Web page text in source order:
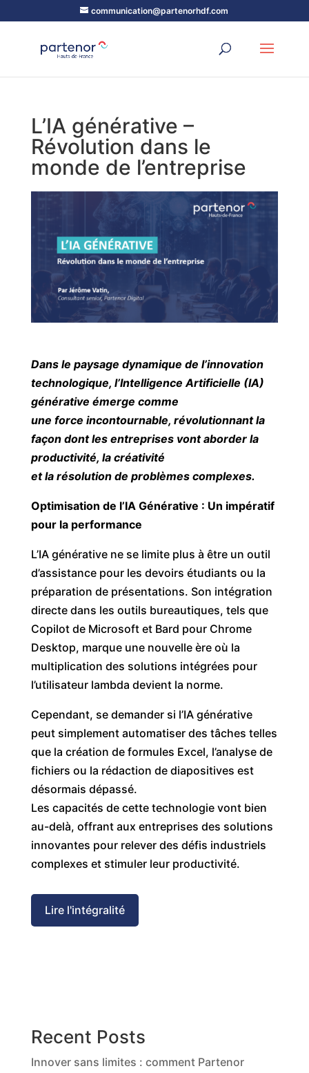
communication@partenorhdf.com
L’IA générative –
Révolution dans le
monde de l’entreprise
Dans le paysage dynamique de l’innovation
technologique, l’Intelligence Artificielle (IA)
générative émerge comme
une force incontournable, révolutionnant la
façon dont les entreprises vont aborder la
productivité, la créativité
et la résolution de problèmes complexes.
Optimisation de l’IA Générative : Un impératif
pour la performance
L’IA générative ne se limite plus à être un outil
d’assistance pour les devoirs étudiants ou la
préparation de présentations. Son intégration
directe dans les outils bureautiques, tels que
Copilot de Microsoft et Bard pour Chrome
Desktop, marque une nouvelle ère où la
multiplication des solutions intégrées pour
l’utilisateur lambda devient la norme.
Cependant, se demander si l’IA générative
peut simplement automatiser des tâches telles
que la création de formules Excel, l’analyse de
fichiers ou la rédaction de diapositives est
désormais dépassé.
Les capacités de cette technologie vont bien
au-delà, offrant aux entreprises des solutions
innovantes pour relever des défis industriels
complexes et stimuler leur productivité.
Lire l'intégralité
Recent Posts
Innover sans limites : comment Partenor